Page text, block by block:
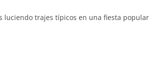
lucien­do tra­jes típi­cos en una fies­ta popular